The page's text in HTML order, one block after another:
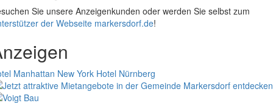
Sie unsere Anzeigenkunden oder werden Sie selbst zum
der Webseite markersdorf.de!
Manhattan New York Hotel Nürnberg